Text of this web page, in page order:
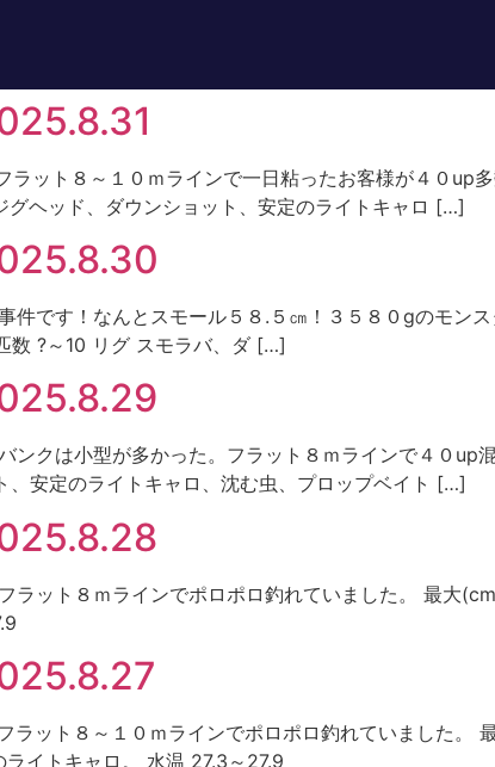
ット８～１０ｍラインで一日粘ったお客様が４０up
ヘッド、ダウンショット、安定のライトキャロ […]
件です！なんとスモール５８.５㎝！３５８０gのモン
数 ?～10 リグ スモラバ、ダ […]
ンクは小型が多かった。フラット８ｍラインで４０up
、安定のライトキャロ、沈む虫、プロップベイト […]
ラット８ｍラインでポロポロ釣れていました。 最大
ラット８～１０ｍラインでポロポロ釣れていました。
イトキャロ。 水温 27.3～27.9